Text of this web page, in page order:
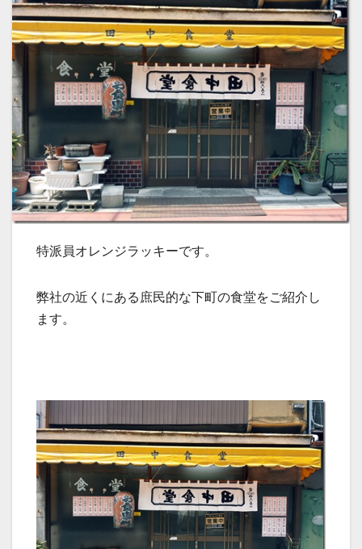
特派員オレンジラッキーです。
弊社の近くにある庶民的な下町の食堂をご紹介し
ます。